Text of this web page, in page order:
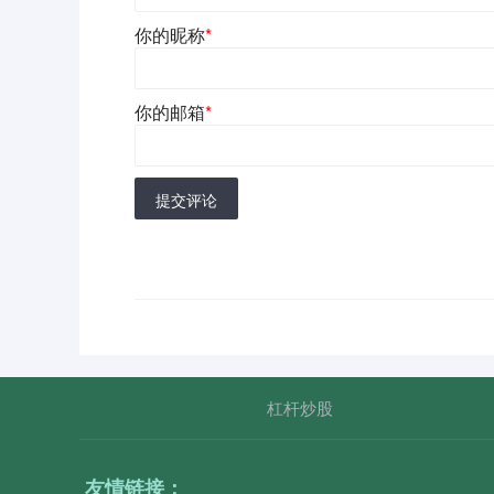
你的昵称*
你的邮箱*
提交评论
杠杆炒股
友情链接：